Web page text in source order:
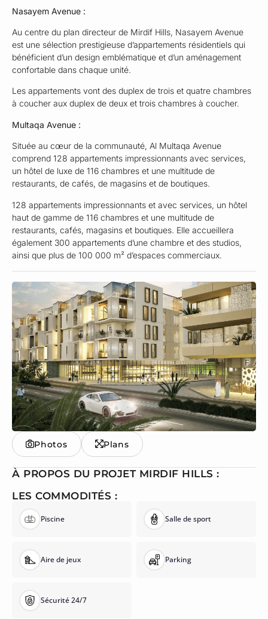
Nasayem Avenue :
Au centre du plan directeur de Mirdif Hills, Nasayem Avenue
est une sélection prestigieuse d’appartements résidentiels qui
bénéficient d’un design emblématique et d’un aménagement
confortable dans chaque unité.
Les appartements vont des duplex de trois et quatre chambres
à coucher aux duplex de deux et trois chambres à coucher.
Multaqa Avenue :
Située au cœur de la communauté, Al Multaqa Avenue
comprend 128 appartements impressionnants avec services,
un hôtel de luxe de 116 chambres et une multitude de
restaurants, de cafés, de magasins et de boutiques.
128 appartements impressionnants et avec services, un hôtel
haut de gamme de 116 chambres et une multitude de
restaurants, cafés, magasins et boutiques. Elle accueillera
également 300 appartements d’une chambre et des studios,
ainsi que plus de 100 000 m² d’espaces commerciaux.
Photos Plans
À PROPOS DU PROJET MIRDIF HILLS :
LES COMMODITÉS :
Piscine Salle de sport
Aire de jeux Parking
Sécurité 24/7